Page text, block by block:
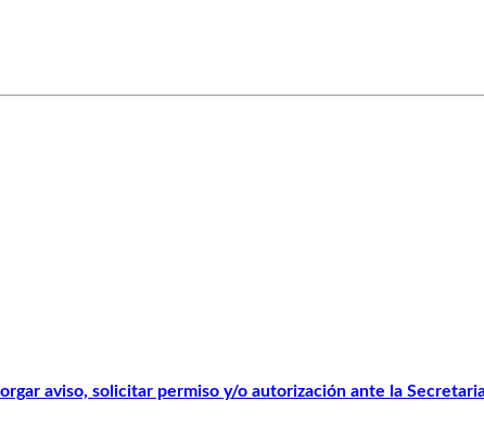
aviso, solicitar permiso y/o autorización ante la